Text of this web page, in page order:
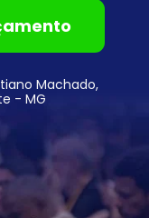
Machado,
- MG